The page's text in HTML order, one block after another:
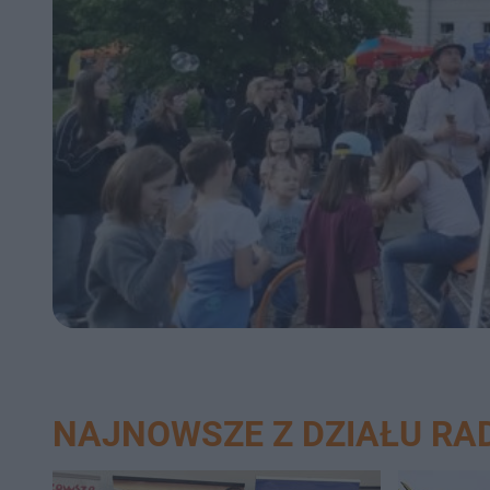
NAJNOWSZE Z DZIAŁU